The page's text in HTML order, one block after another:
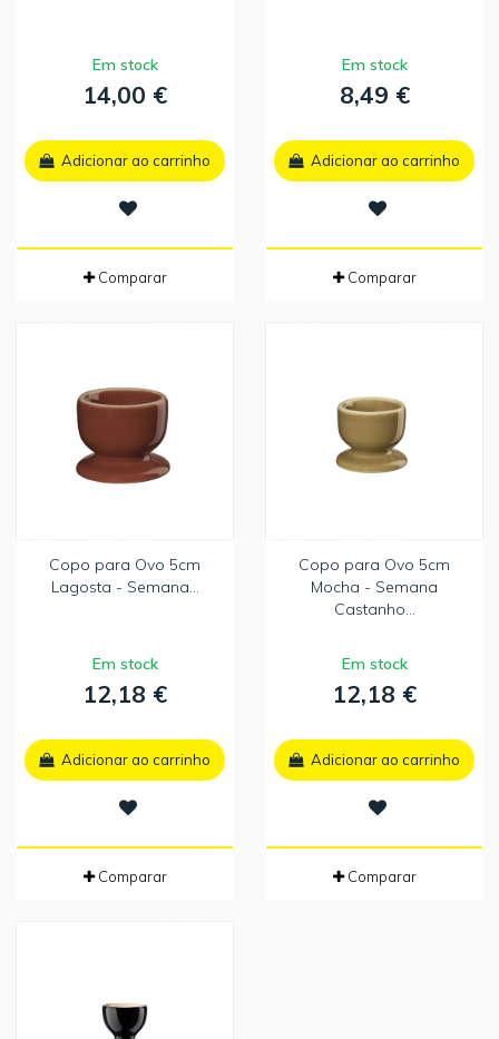
Em stock
14,00 €
Adicionar ao carrinho
Comparar
Em stock
8,49 €
Adicionar ao carrinho
Comparar
Copo para Ovo 5cm
Lagosta - Semana...
Em stock
12,18 €
Adicionar ao carrinho
Comparar
Copo para Ovo 5cm
Mocha - Semana
Castanho...
Em stock
12,18 €
Adicionar ao carrinho
Comparar